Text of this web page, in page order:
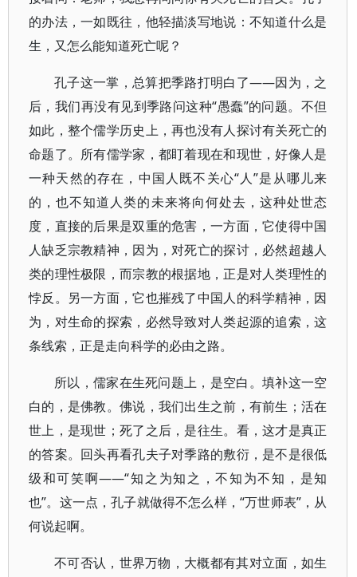
的办法，一如既往，他轻描淡写地说：不知道什么是
生，又怎么能知道死亡呢？
孔子这一掌，总算把季路打明白了——因为，之
后，我们再没有见到季路问这种“愚蠢”的问题。不但
如此，整个儒学历史上，再也没有人探讨有关死亡的
命题了。所有儒学家，都盯着现在和现世，好像人是
一种天然的存在，中国人既不关心“人”是从哪儿来
的，也不知道人类的未来将向何处去，这种处世态
度，直接的后果是双重的危害，一方面，它使得中国
人缺乏宗教精神，因为，对死亡的探讨，必然超越人
类的理性极限，而宗教的根据地，正是对人类理性的
悖反。另一方面，它也摧残了中国人的科学精神，因
为，对生命的探索，必然导致对人类起源的追索，这
条线索，正是走向科学的必由之路。
所以，儒家在生死问题上，是空白。填补这一空
白的，是佛教。佛说，我们出生之前，有前生；活在
世上，是现世；死了之后，是往生。看，这才是真正
的答案。回头再看孔夫子对季路的敷衍，是不是很低
级和可笑啊——“知之为知之，不知为不知，是知
也”。这一点，孔子就做得不怎么样，“万世师表”，从
何说起啊。
不可否认，世界万物，大概都有其对立面，如生